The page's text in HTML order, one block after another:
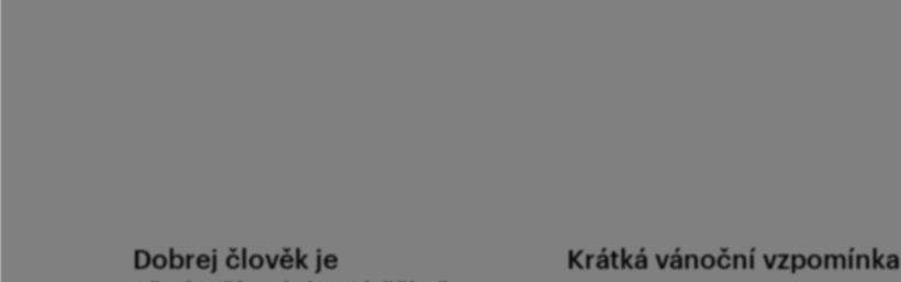
Dobrej člověk je
Krátká vánoční vzpomínka